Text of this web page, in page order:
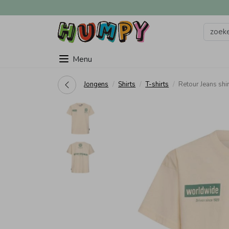
Menu
Jongens Shirts T-shirts Retour Jeans